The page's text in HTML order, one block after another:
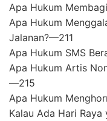
Apa Hukum
Apa Hukum
Jalanan?—211
Apa Hukum SMS
Apa Hukum Artis
—215
Apa Hukum
Kalau Ada Hari